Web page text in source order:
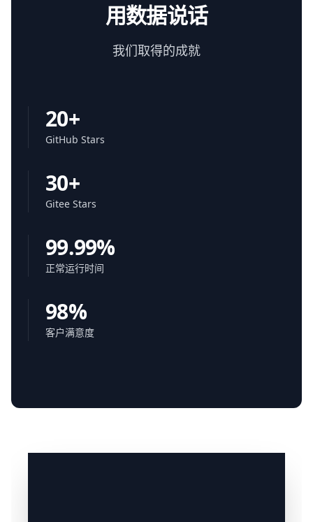
用数据说话
我们取得的成就
GitHub Stars
20+
Gitee Stars
30+
正常运行时间
99.99%
客户满意度
98%